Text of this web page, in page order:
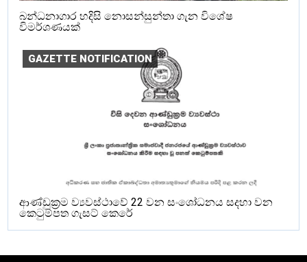
බන්ධනාගාර හදිසි නොසන්සුන්තා ගැන විශේෂ
විමර්ශණයක්
GAZETTE NOTIFICATION
ආණ්ඩුක්‍රම ව්‍යවස්ථාවේ 22 වන සංශෝධනය සදහා වන
කෙටුම්පත ගැසට් කෙරේ